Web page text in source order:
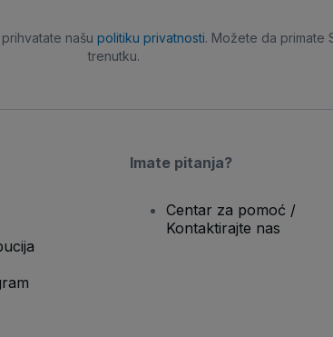
našu politiku privatnosti. Možete da primate
trenutku.
Imate pitanja?
Centar za pomoć /
Kontaktirajte nas